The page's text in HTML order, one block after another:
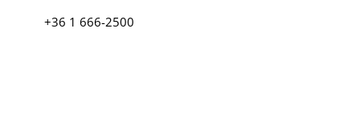
+36 1 666-2500